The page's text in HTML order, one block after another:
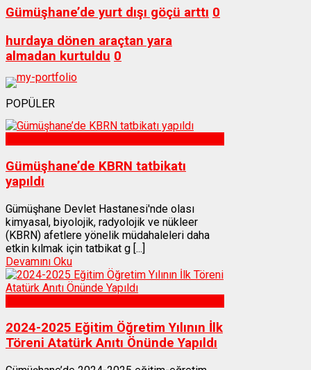
Gümüşhane’de yurt dışı göçü arttı 0
hurdaya dönen araçtan yara
almadan kurtuldu 0
POPÜLER
Gümüşhane’de KBRN tatbikatı
yapıldı
Gümüşhane Devlet Hastanesi'nde olası
kimyasal, biyolojik, radyolojik ve nükleer
(KBRN) afetlere yönelik müdahaleleri daha
etkin kılmak için tatbikat g [...]
Devamını Oku
2024-2025 Eğitim Öğretim Yılının İlk
Töreni Atatürk Anıtı Önünde Yapıldı